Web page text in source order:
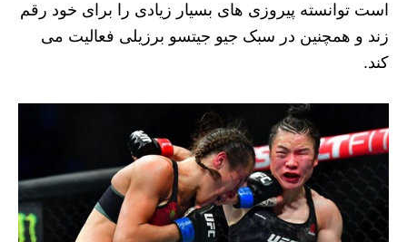
است توانسته پیروزی های بسیار زیادی را برای خود رقم
زند و همچنین در سبک جیو جیتسو برزیلی فعالیت می
کند.